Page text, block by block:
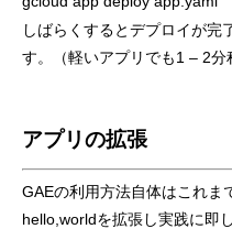
しばらくするとデプロイが完
す。（軽いアプリでも1 – 2分
アプリの拡張
GAEの利用方法自体はこれま
hello,worldを拡張し実践に即